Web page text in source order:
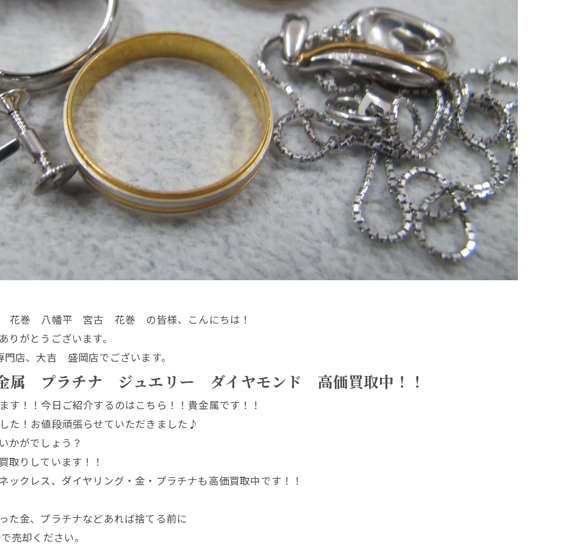
八幡平 宮古 花巻 の皆様、こんにちは！
がとうございます。
店、大吉 盛岡店でございます。
プラチナ ジュエリー ダイヤモンド 高価買取中！！
す！！今日ご紹介するのはこちら！！貴金属です！！
た！お値段頑張らせていただきました♪
かがでしょう？
取りしています！！
ックレス、ダイヤリング・金・プラチナも高価買取中です！！
た金、プラチナなどあれば捨てる前に
売却ください。